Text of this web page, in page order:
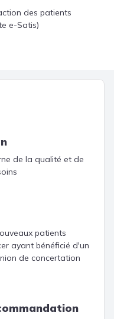
des patients
e-Satis)
de la qualité et de
patients
ayant bénéficié d'un
de concertation